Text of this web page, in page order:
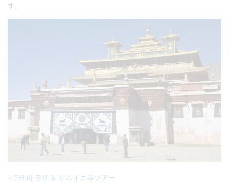
す。
√ 5日間 ラサ & サムイエ寺ツアー